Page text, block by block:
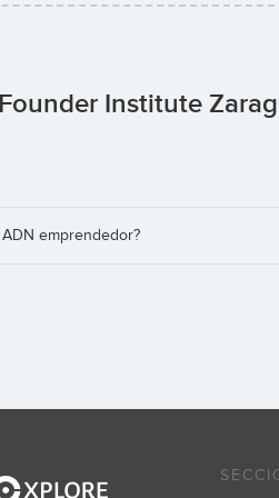
Institute
emprendedor?